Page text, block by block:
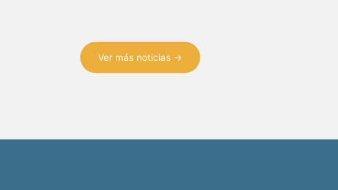
Ver más noticias →